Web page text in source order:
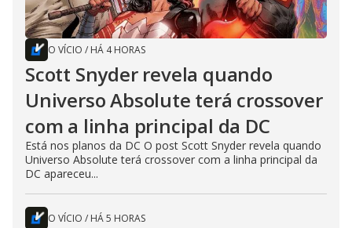
O VÍCIO / HÁ 4 HORAS
Scott Snyder revela quando
Universo Absolute terá crossover
com a linha principal da DC
Está nos planos da DC O post Scott Snyder revela quando
Universo Absolute terá crossover com a linha principal da
DC apareceu...
O VÍCIO / HÁ 5 HORAS